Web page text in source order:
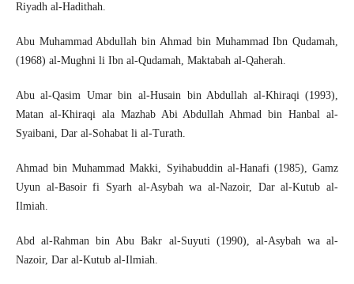
Riyadh al-Hadithah.
Abu Muhammad Abdullah bin Ahmad bin Muhammad Ibn Qudamah,
(1968) al-Mughni li Ibn al-Qudamah, Maktabah al-Qaherah.
Abu al-Qasim Umar bin al-Husain bin Abdullah al-Khiraqi (1993),
Matan al-Khiraqi ala Mazhab Abi Abdullah Ahmad bin Hanbal al-
Syaibani, Dar al-Sohabat li al-Turath.
Ahmad bin Muhammad Makki, Syihabuddin al-Hanafi (1985), Gamz
Uyun al-Basoir fi Syarh al-Asybah wa al-Nazoir, Dar al-Kutub al-
Ilmiah.
Abd al-Rahman bin Abu Bakr al-Suyuti (1990), al-Asybah wa al-
Nazoir, Dar al-Kutub al-Ilmiah.